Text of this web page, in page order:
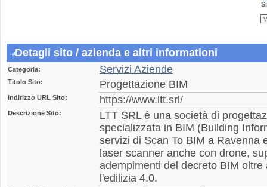
Detagli sito / azienda e altri informationi
Categoria: Servizi Aziende
Titolo Sito: Progettazione BIM
Indirizzo URL Sito: https://www.ltt.srl/
Descrizione Sito:
LTT SRL è una società di
specializzata in BIM (Building
servizi di Scan To BIM a Ravenna
laser scanner anche con drone,
adempimenti del decreto BIM oltre
l'edilizia 4.0.